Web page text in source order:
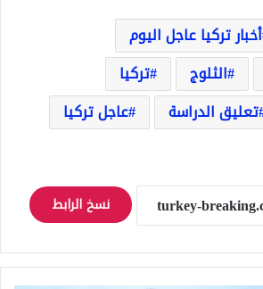
أخبار تركيا عاجل اليوم
الثلوج
تركيا
تعليق الدراسة
عاجل تركيا
نسخ الرابط